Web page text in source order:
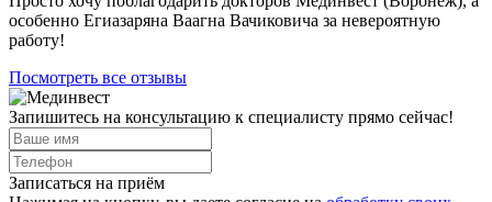
особенно Егиазаряна Ваагна Вачиковича за невероятную
работу!
Посмотреть все отзывы
Запишитесь на консультацию к специалисту прямо сейчас!
Записаться на приём